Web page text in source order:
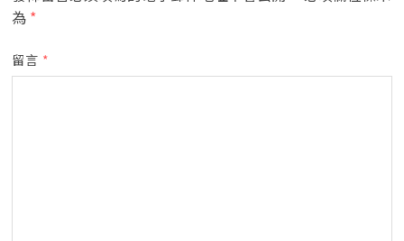
為 *
留言 *